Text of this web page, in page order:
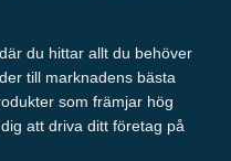
du hittar allt du behöver
till marknadens bästa
som främjar hög
att driva ditt företag på